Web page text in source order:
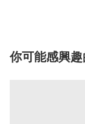
你可能感興